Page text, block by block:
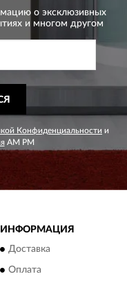
о эксклюзивных
и многом другом
Конфиденциальности и
AM PM
ИНФОРМАЦИЯ
Доставка
Оплата